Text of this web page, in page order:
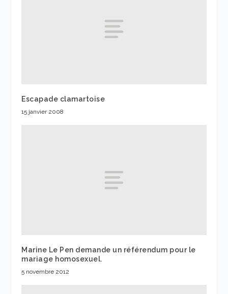
Escapade clamartoise
15 janvier 2008
Marine Le Pen demande un référendum pour le
mariage homosexuel.
5 novembre 2012